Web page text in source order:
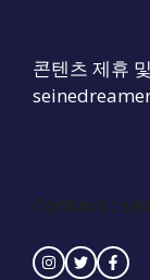
콘텐츠 제휴
Contact :